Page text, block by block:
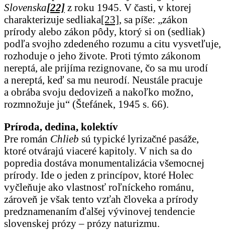
Slovenska[22] z roku 1945. V časti, v ktorej
charakterizuje sedliaka[23], sa píše: „zákon
prírody alebo zákon pôdy, ktorý si on (sedliak)
podľa svojho zdedeného rozumu a citu vysvetľuje,
rozhoduje o jeho živote. Proti týmto zákonom
nereptá, ale prijíma rezignovane, čo sa mu urodí
a nereptá, keď sa mu neurodí. Neustále pracuje
a obrába svoju dedovizeň a nakoľko možno,
rozmnožuje ju“ (Štefánek, 1945 s. 66).
Príroda, dedina, kolektív
Pre román Chlieb sú typické lyrizačné pasáže,
ktoré otvárajú viaceré kapitoly. V nich sa do
popredia dostáva monumentalizácia všemocnej
prírody. Ide o jeden z princípov, ktoré Holec
vyčleňuje ako vlastnosť roľníckeho románu,
zároveň je však tento vzťah človeka a prírody
predznamenaním ďalšej vývinovej tendencie
slovenskej prózy – prózy naturizmu.